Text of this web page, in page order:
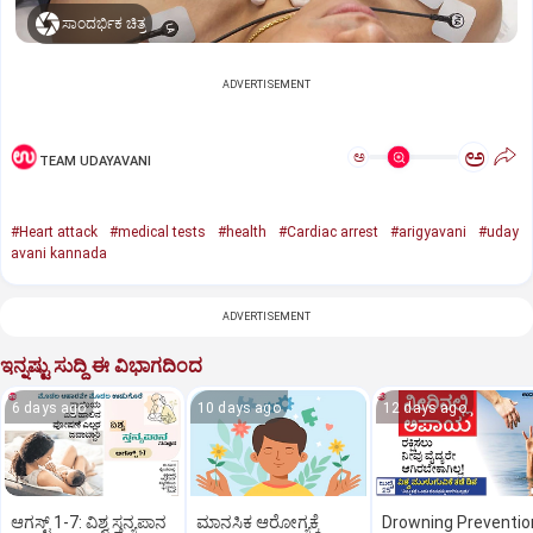
ಸಾಂದರ್ಭಿಕ ಚಿತ್ರ
ADVERTISEMENT
TEAM UDAYAVANI ಅ ಅ
#Heart attack #medical tests #health #Cardiac arrest #arigyavani
#uday
avani kannada
ADVERTISEMENT
ಇನ್ನಷ್ಟು ಸುದ್ದಿ ಈ ವಿಭಾಗದಿಂದ
6 days ago
ಆಗಸ್ಟ್‌ 1-7: ವಿಶ್ವ ಸ್ತನ್ಯಪಾನ
10 days ago
ಮಾನಸಿಕ ಆರೋಗ್ಯಕ್ಕೆ
12 days ago
Drowning